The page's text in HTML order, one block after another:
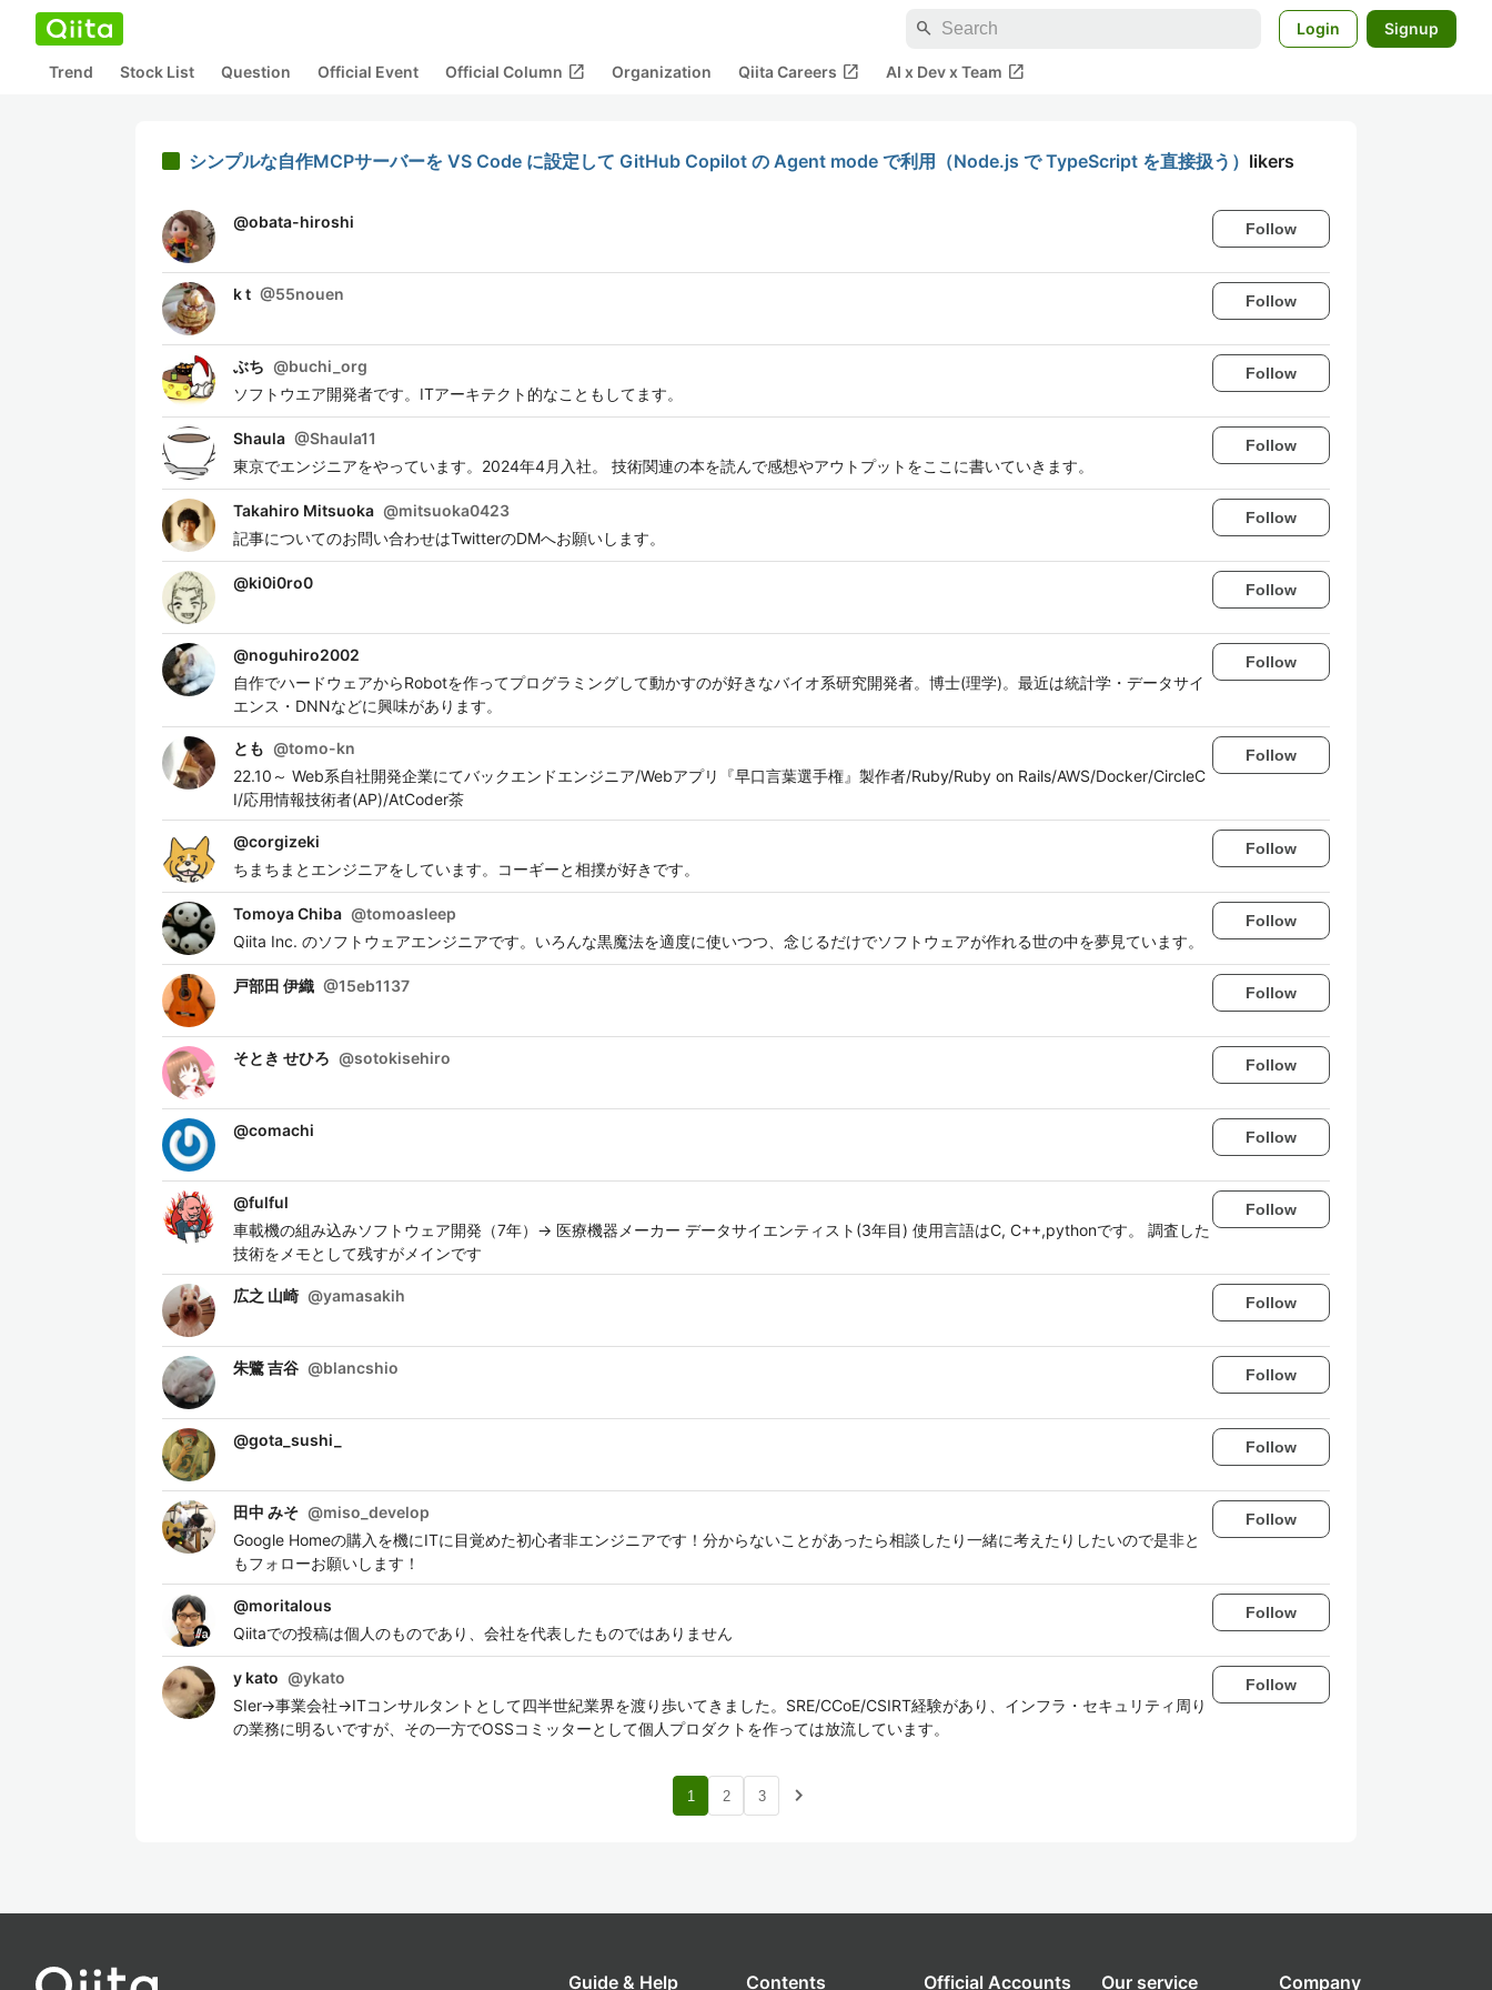
search Login Signup
Trend Stock List Question Official Event Official Column open_in_new Organization Qiita Careers open_in_new AI x Dev x Team open_in_new
シンプルな自作MCPサーバーを VS Code に設定して GitHub Copilot の Agent mode で利用（Node.js で TypeScript を直接扱う） likers
@obata-hiroshi Follow
k t @55nouen Follow
ぶち @buchi_org
ソフトウエア開発者です。ITアーキテクト的なこともしてます。
Follow
Shaula @Shaula11
東京でエンジニアをやっています。2024年4月入社。 技術関連の本を読んで感想やアウトプットをここに書いていきます。
Follow
Takahiro Mitsuoka @mitsuoka0423
記事についてのお問い合わせはTwitterのDMへお願いします。
Follow
@ki0i0ro0 Follow
@noguhiro2002
自作でハードウェアからRobotを作ってプログラミングして動かすのが好きなバイオ系研究開発者。博士(理学)。最近は統計学・データサイ
エンス・DNNなどに興味があります。
Follow
とも @tomo-kn
22.10～ Web系自社開発企業にてバックエンドエンジニア/Webアプリ『早口言葉選手権』製作者/Ruby/Ruby on Rails/AWS/Docker/CircleC
I/応用情報技術者(AP)/AtCoder茶
Follow
@corgizeki
ちまちまとエンジニアをしています。コーギーと相撲が好きです。
Follow
Tomoya Chiba @tomoasleep
Qiita Inc. のソフトウェアエンジニアです。いろんな黒魔法を適度に使いつつ、念じるだけでソフトウェアが作れる世の中を夢見ています。
Follow
戸部田 伊織 @15eb1137 Follow
そとき せひろ @sotokisehiro Follow
@comachi Follow
@fulful
車載機の組み込みソフトウェア開発（7年）→ 医療機器メーカー データサイエンティスト(3年目) 使用言語はC, C++,pythonです。 調査した
技術をメモとして残すがメインです
Follow
広之 山崎 @yamasakih Follow
朱鷺 吉谷 @blancshio Follow
@gota_sushi_ Follow
田中 みそ @miso_develop
Google Homeの購入を機にITに目覚めた初心者非エンジニアです！分からないことがあったら相談したり一緒に考えたりしたいので是非と
もフォローお願いします！
Follow
@moritalous
Qiitaでの投稿は個人のものであり、会社を代表したものではありません
Follow
y kato @ykato
SIer→事業会社→ITコンサルタントとして四半世紀業界を渡り歩いてきました。SRE/CCoE/CSIRT経験があり、インフラ・セキュリティ周り
の業務に明るいですが、その一方でOSSコミッターとして個人プロダクトを作っては放流しています。
Follow
1 2 3 navigate_next
Guide & Help Contents Official Accounts Our service Company